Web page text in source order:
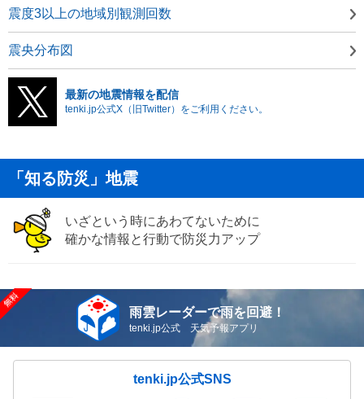
震度3以上の地域別観測回数
震央分布図
最新の地震情報を配信
tenki.jp公式X（旧Twitter）をご利用ください。
「知る防災」地震
いざという時にあわてないために
確かな情報と行動で防災力アップ
雨雲レーダーで雨を回避！
tenki.jp公式 天気予報アプリ
tenki.jp公式SNS